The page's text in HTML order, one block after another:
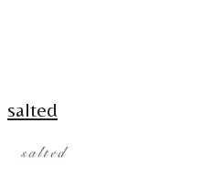
salted